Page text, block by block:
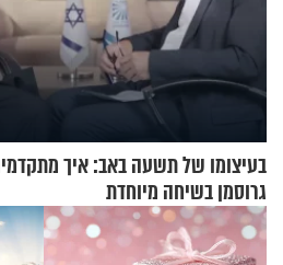
בעיצומו של תשעה באב: איך
גרוסמן בשיחה מיוחדת